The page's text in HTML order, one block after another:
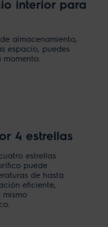
interior para
almacenamiento,
espacio, puedes
4 estrellas
estrellas
puede
de hasta
eficiente,